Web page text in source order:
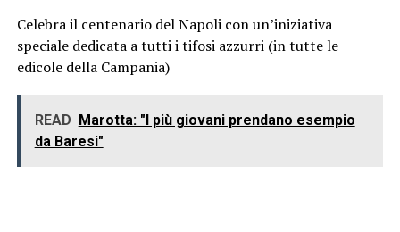
Celebra il centenario del Napoli con un’iniziativa
speciale dedicata a tutti i tifosi azzurri (in tutte le
edicole della Campania)
READ
Marotta: "I più giovani prendano esempio
da Baresi"